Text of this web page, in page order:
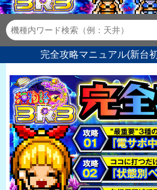
完全攻略マニュアル(新台